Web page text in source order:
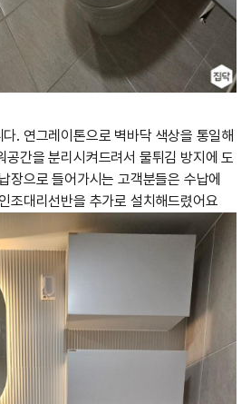
. 연그레이톤으로 벽바닥 색상을 통일해
공간을 분리시켜드려서 물튀김 방지에 도
장으로 들어가시는 고객분들은 수납에
조대리선반을 추가로 설치해드렸어요